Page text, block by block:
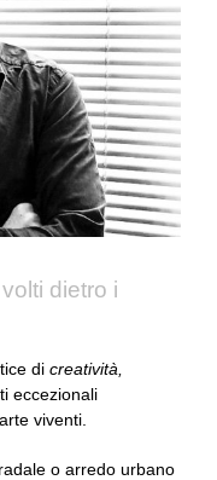
dietro i
di creatività,
eccezionali
viventi.
o arredo urbano